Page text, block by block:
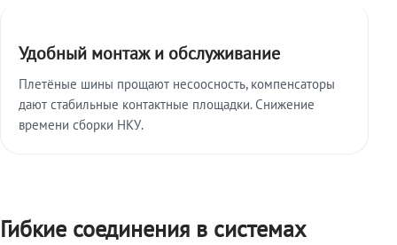
Удобный монтаж и обслуживание
Плетёные шины прощают несоосность, компенсаторы
дают стабильные контактные площадки. Снижение
времени сборки НКУ.
Гибкие соединения в системах